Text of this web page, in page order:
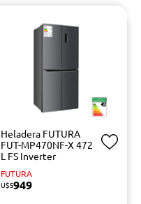
Heladera FUTURA
FUT-MP470NF-X 472
L FS Inverter
FUTURA
U$S949